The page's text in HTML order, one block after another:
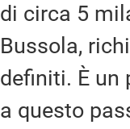
di circa 5
Bussola,
definiti. È un
a questo